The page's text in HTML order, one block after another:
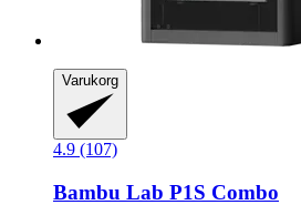
Varukorg
4.9 (107)
Bambu Lab P1S Combo